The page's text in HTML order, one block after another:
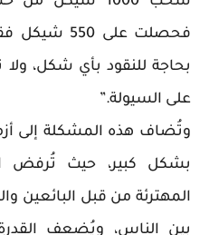
فحصلت على
بحاجة للنقود بأي شكل،
على السيولة.”
وتُضاف هذه المشكلة إلى
بشكل كبير، حيث تُرفض
المهترئة من قبل البائعين
بين الناس، ويُضعف القدرة